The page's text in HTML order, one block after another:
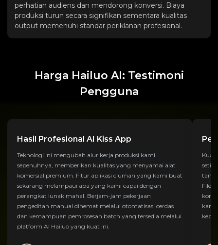
perhatian audiens dan mendorong konversi. Biaya
produksi turun secara signifikan sementara kualitas
output memenuhi standar periklanan profesional.
Harga Hailuo AI: Testimoni
Pengguna
Hasil Profesional AI Kiss App
Teknologi ini mengubah alur kerja produksi kami
sepenuhnya, memberikan kualitas yang menyamai alat
komersial premium. Fitur aplikasi ciuman yang kami buat
sekarang melampaui apa yang kami capai dengan
perangkat lunak mahal. Berjam-jam pekerjaan
pengeditan manual dihemat melalui otomatisasi cerdas
dan kemampuan pemrosesan batch yang tersedia melalui
platform AI Hailuo yang kuat ini.
File
kami